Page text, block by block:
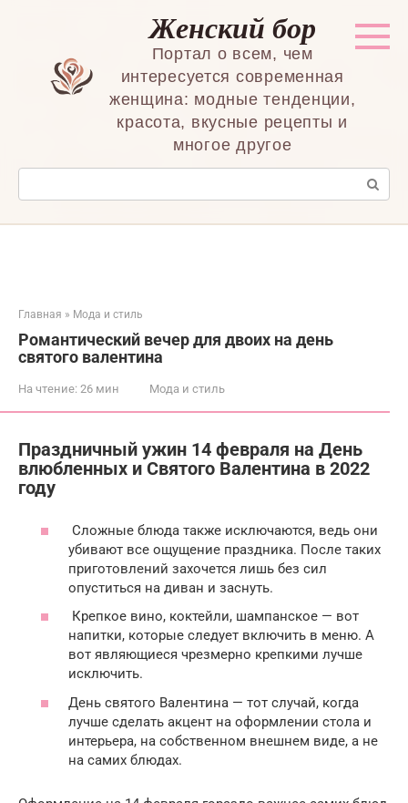
Женский бор
Портал о всем, чем
интересуется современная
женщина: модные тенденции,
красота, вкусные рецепты и
многое другое
Поиск:
Главная » Мода и стиль
Романтический вечер для двоих на день
святого валентина
На чтение: 26 мин Мода и стиль
Праздничный ужин 14 февраля на День
влюбленных и Святого Валентина в 2022
году
Сложные блюда также исключаются, ведь они
убивают все ощущение праздника. После таких
приготовлений захочется лишь без сил
опуститься на диван и заснуть.
Крепкое вино, коктейли, шампанское — вот
напитки, которые следует включить в меню. А
вот являющиеся чрезмерно крепкими лучше
исключить.
День святого Валентина — тот случай, когда
лучше сделать акцент на оформлении стола и
интерьера, на собственном внешнем виде, а не
на самих блюдах.